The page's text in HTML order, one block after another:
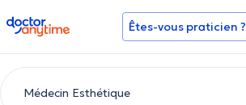
doctoranytime Êtes-vous praticien ?